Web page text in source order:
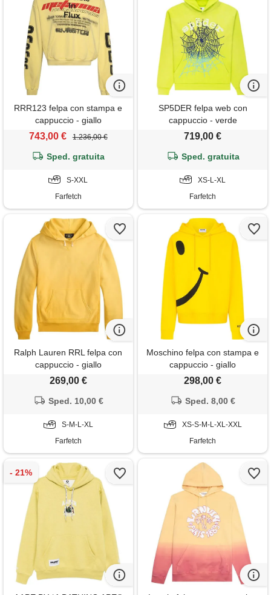
RRR123 felpa con stampa e
cappuccio - giallo
743,00 € 1.236,00 €
Sped. gratuita
S-XXL
Farfetch
SP5DER felpa web con
cappuccio - verde
719,00 €
Sped. gratuita
XS-L-XL
Farfetch
Ralph Lauren RRL felpa con
cappuccio - giallo
269,00 €
Sped. 10,00 €
S-M-L-XL
Farfetch
Moschino felpa con stampa e
cappuccio - giallo
298,00 €
Sped. 8,00 €
XS-S-M-L-XL-XXL
Farfetch